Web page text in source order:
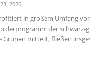
2026
in großem Umfang
der schwarz-
Grünen mitteilt, fließen